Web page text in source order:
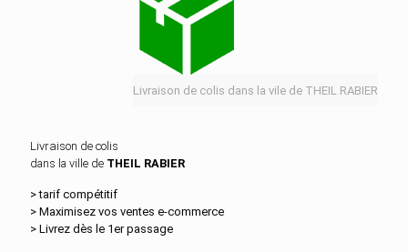
Livraison de colis dans la vile de THEIL RABIER
Livraison de colis
dans la ville de THEIL RABIER
> tarif compétitif
> Maximisez vos ventes e‑commerce
> Livrez dès le 1er passage